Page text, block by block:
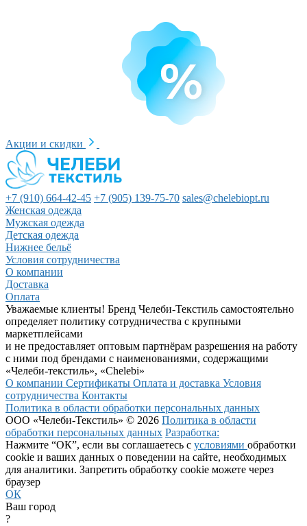
Акции и скидки
+7 (910) 664-42-45 +7 (905) 139-75-70 sales@chelebiopt.ru
Женская одежда
Мужская одежда
Детская одежда
Нижнее бельё
Условия сотрудничества
О компании
Доставка
Оплата
Уважаемые клиенты! Бренд Челеби-Текстиль самостоятельно
определяет политику сотрудничества с крупными
маркетплейсами
и не предоставляет оптовым партнёрам разрешения на работу
с ними под брендами с наименованиями, содержащими
«Челеби-текстиль», «Chelebi»
О компании Сертификаты Оплата и доставка Условия
сотрудничества Контакты
Политика в области обработки персональных данных
ООО «Челеби-Текстиль» © 2026 Политика в области
обработки персональных данных Разработка:
Нажмите “ОК”, если вы соглашаетесь с условиями обработки
cookie и ваших данных о поведении на сайте, необходимых
для аналитики. Запретить обработку cookie можете через
браузер
ОК
Ваш город
?